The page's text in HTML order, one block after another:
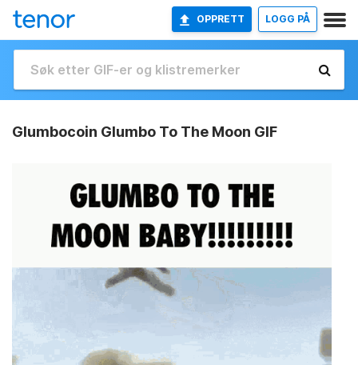
OPPRETT LOGG PÅ
Glumbocoin Glumbo To The Moon GIF